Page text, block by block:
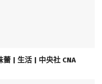
蕾 | 生活 | 中央社 CNA